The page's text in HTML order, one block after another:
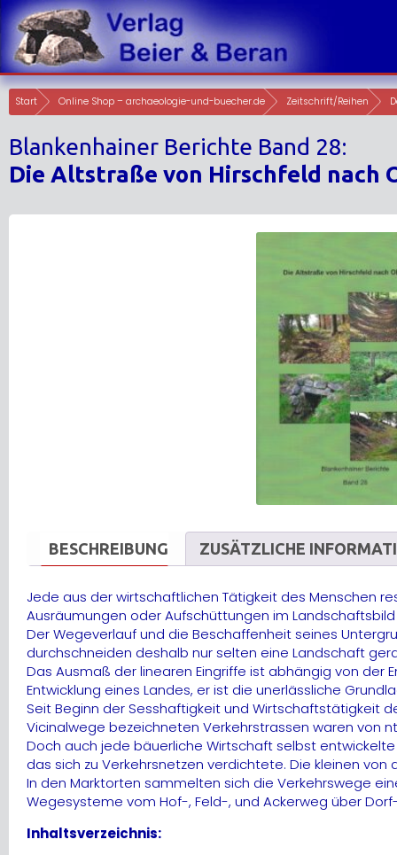
Skip
to
content
Start Online Shop – archaeologie-und-buecher.de Zeitschrift/Reihen
Blankenhainer Berichte Band 28:
Die Altstraße von Hirschfeld nach
BESCHREIBUNG ZUSÄTZLICHE
Jede aus der wirtschaftlichen Tätigkeit des Menschen
Ausräumungen oder Aufschüttungen im
Der Wegeverlauf und die Beschaffenheit seines
durchschneiden deshalb nur selten eine Landschaft
Das Ausmaß der linearen Eingriffe ist abhängig von
Entwicklung eines Landes, er ist die unerlässliche
Seit Beginn der Sesshaftigkeit und Wirtschaftstätigkeit
Vicinalwege bezeichneten Verkehrstrassen waren von
Doch auch jede bäuerliche Wirtschaft selbst
das sich zu Verkehrsnetzen verdichtete. Die kleinen
In den Marktorten sammelten sich die Verkehrswege
Wegesysteme vom Hof-, Feld-, und Ackerweg über
Inhaltsverzeichnis: